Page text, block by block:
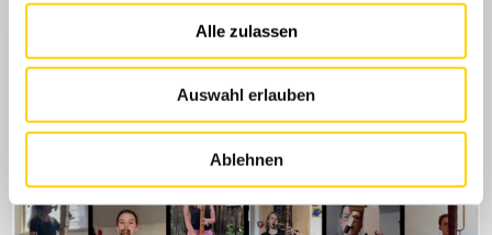
Alle zulassen
Auswahl erlauben
Ablehnen